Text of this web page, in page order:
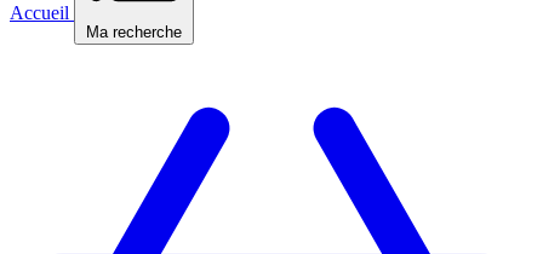
Accueil
Ma recherche